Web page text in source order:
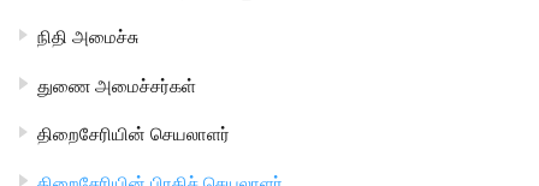
நிதி அமைச்சு
துணை அமைச்சர்கள்
திறைசேரியின் செயலாளர்